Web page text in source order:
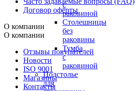
с
раковиной
Столешницы
без
раковины
Тумба
с
раковиной
Подстолье
для
Договор оферты
О компании
О компании
Отзывы покупателей
Новости
ISO 9001
Магазины
Контакты